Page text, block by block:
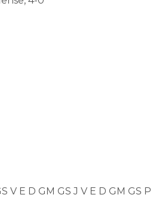
V E D GM GS J V E D GM GS P